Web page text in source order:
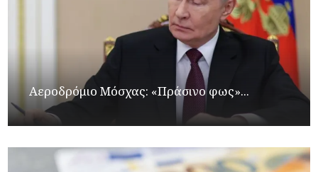
Αεροδρόμιο Μόσχας: «Πράσινο φως»...